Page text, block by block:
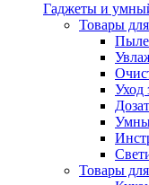
Гаджеты и
Товары
Уход
Товары